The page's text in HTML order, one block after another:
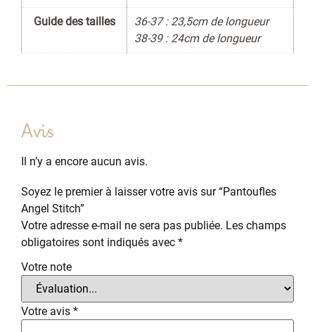
Guide des tailles
36-37 : 23,5cm de longueur
38-39 : 24cm de longueur
Avis
Il n’y a encore aucun avis.
Soyez le premier à laisser votre avis sur “Pantoufles
Angel Stitch”
Votre adresse e-mail ne sera pas publiée. Les champs
obligatoires sont indiqués avec *
Votre note
Votre avis *